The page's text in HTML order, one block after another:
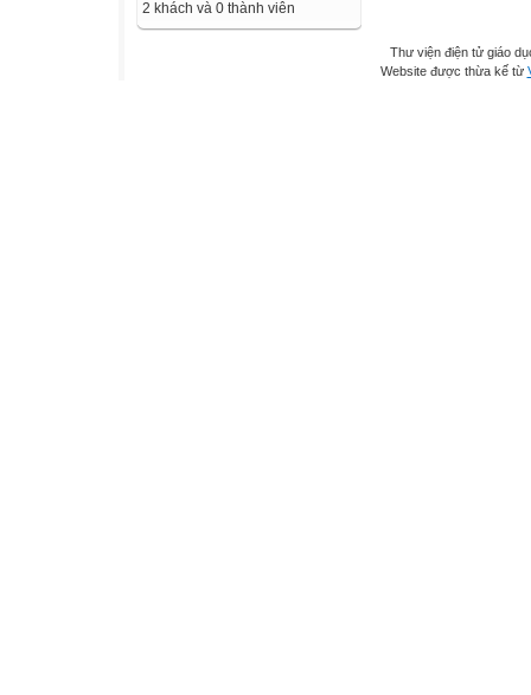
2 khách và 0 thành viên
Thư viện điện tử giáo
Website được thừa kế từ